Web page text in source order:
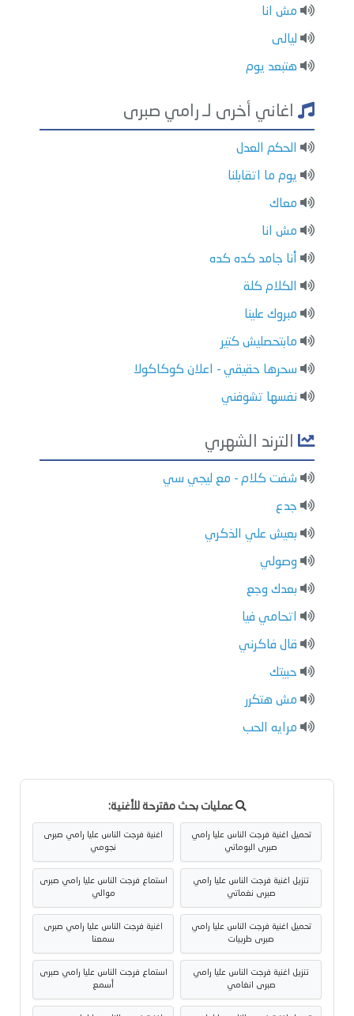
مش انا
ليالى
هتبعد يوم
اغاني أخرى لـ رامي صبرى
الحكم العدل
يوم ما اتقابلنا
معاك
مش انا
أنا جامد كده كده
الكلام كلة
مبروك علينا
مابتحصليش كتير
سحرها حقيقي - اعلان كوكاكولا
نفسها تشوفني
الترند الشهري
شفت كلام - مع ليجي سي
جدع
بعيش علي الذكري
وصولي
بعدك وجع
اتحامي فيا
قال فاكرني
حبيتك
مش هتكرر
مرايه الحب
عمليات بحث مقترحة للأغنية:
تحميل اغنية فرجت الناس عليا رامي
صبرى البوماتي
اغنية فرجت الناس عليا رامي صبرى
نجومي
تنزيل اغنية فرجت الناس عليا رامي
صبرى نغماتي
استماع فرجت الناس عليا رامي صبرى
موالي
تحميل اغنية فرجت الناس عليا رامي
صبرى طربيات
اغنية فرجت الناس عليا رامي صبرى
سمعنا
تنزيل اغنية فرجت الناس عليا رامي
صبرى انغامي
استماع فرجت الناس عليا رامي صبرى
أسمع